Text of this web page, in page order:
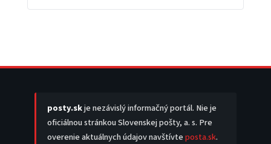
posty.skje nezávislý informačný portál. Nie je
oficiálnou stránkou Slovenskej pošty, a. s. Pre
overenie aktuálnych údajov navštívteposta.sk.